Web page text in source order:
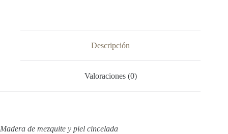
Descripción
Valoraciones (0)
Madera de mezquite y piel cincelada